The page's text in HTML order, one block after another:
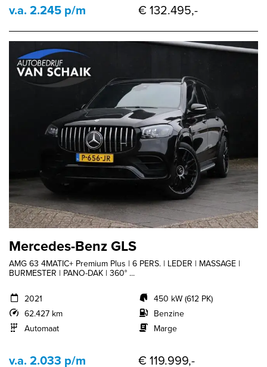
v.a. 2.245 p/m € 132.495,-
Mercedes-Benz GLS
AMG 63 4MATIC+ Premium Plus | 6 PERS. | LEDER | MASSAGE |
BURMESTER | PANO-DAK | 360° ...
2021
62.427 km
Automaat
450 kW (612 PK)
Benzine
Marge
v.a. 2.033 p/m € 119.999,-